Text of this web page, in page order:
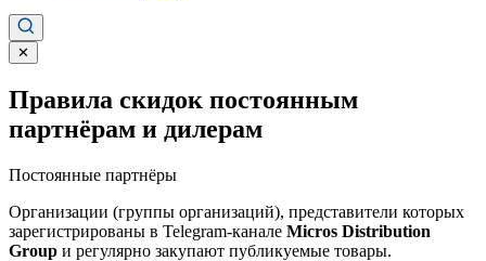
✕
Правила скидок постоянным
партнёрам и дилерам
Постоянные партнёры
Организации (группы организаций), представители которых
зарегистрированы в Telegram-канале Micros Distribution
Group и регулярно закупают публикуемые товары.